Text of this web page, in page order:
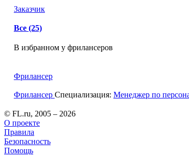
Заказчик
Все (25)
В избранном у фрилансеров
Фрилансер
Фрилансер Специализация: Менеджер по
© FL.ru, 2005 – 2026
О проекте
Правила
Безопасность
Помощь